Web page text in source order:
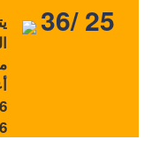
36
36/ 25